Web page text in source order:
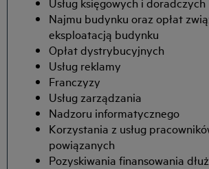
Najmu budynku oraz opłat
eksploatacją budynku
Opłat dystrybucyjnych
Usług reklamy
Franczyzy
Usług zarządzania
Nadzoru informatycznego
Korzystania z usług
powiązanych
Pozyskiwania finansowania